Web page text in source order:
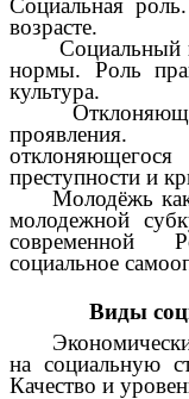
Социальная
возрасте.
Социальный
нормы. Роль
культура.
проявления.
преступности и
Молодёжь
молодежной
современной
социальное
Виды
на социальную
Качество и